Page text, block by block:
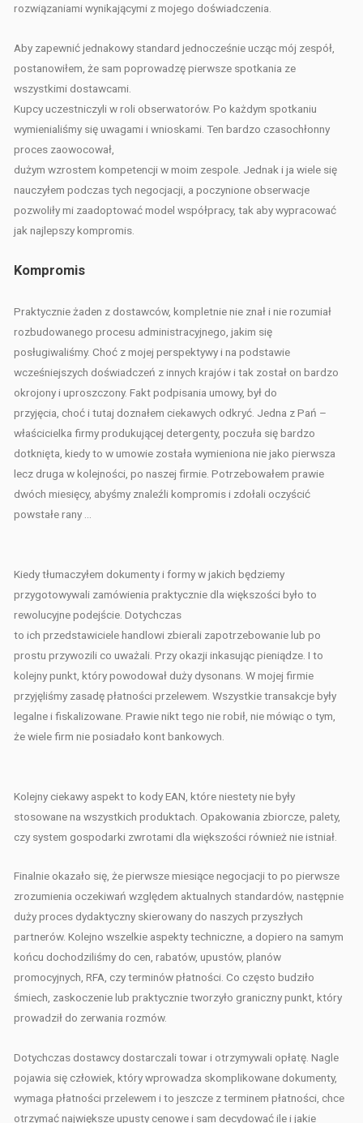
rozwiązaniami wynikającymi z mojego doświadczenia.
Aby zapewnić jednakowy standard jednocześnie ucząc mój zespół,
postanowiłem, że sam poprowadzę pierwsze spotkania ze
wszystkimi dostawcami.
Kupcy uczestniczyli w roli obserwatorów. Po każdym spotkaniu
wymienialiśmy się uwagami i wnioskami. Ten bardzo czasochłonny
proces zaowocował,
dużym wzrostem kompetencji w moim zespole. Jednak i ja wiele się
nauczyłem podczas tych negocjacji, a poczynione obserwacje
pozwoliły mi zaadoptować model współpracy, tak aby wypracować
jak najlepszy kompromis.
Kompromis
Praktycznie żaden z dostawców, kompletnie nie znał i nie rozumiał
rozbudowanego procesu administracyjnego, jakim się
posługiwaliśmy. Choć z mojej perspektywy i na podstawie
wcześniejszych doświadczeń z innych krajów i tak został on bardzo
okrojony i uproszczony. Fakt podpisania umowy, był do
przyjęcia, choć i tutaj doznałem ciekawych odkryć. Jedna z Pań –
właścicielka firmy produkującej detergenty, poczuła się bardzo
dotknięta, kiedy to w umowie została wymieniona nie jako pierwsza
lecz druga w kolejności, po naszej firmie. Potrzebowałem prawie
dwóch miesięcy, abyśmy znaleźli kompromis i zdołali oczyścić
powstałe rany …
Kiedy tłumaczyłem dokumenty i formy w jakich będziemy
przygotowywali zamówienia praktycznie dla większości było to
rewolucyjne podejście. Dotychczas
to ich przedstawiciele handlowi zbierali zapotrzebowanie lub po
prostu przywozili co uważali. Przy okazji inkasując pieniądze. I to
kolejny punkt, który powodował duży dysonans. W mojej firmie
przyjęliśmy zasadę płatności przelewem. Wszystkie transakcje były
legalne i fiskalizowane. Prawie nikt tego nie robił, nie mówiąc o tym,
że wiele firm nie posiadało kont bankowych.
Kolejny ciekawy aspekt to kody EAN, które niestety nie były
stosowane na wszystkich produktach. Opakowania zbiorcze, palety,
czy system gospodarki zwrotami dla większości również nie istniał.
Finalnie okazało się, że pierwsze miesiące negocjacji to po pierwsze
zrozumienia oczekiwań względem aktualnych standardów, następnie
duży proces dydaktyczny skierowany do naszych przyszłych
partnerów. Kolejno wszelkie aspekty techniczne, a dopiero na samym
końcu dochodziliśmy do cen, rabatów, upustów, planów
promocyjnych, RFA, czy terminów płatności. Co często budziło
śmiech, zaskoczenie lub praktycznie tworzyło graniczny punkt, który
prowadził do zerwania rozmów.
Dotychczas dostawcy dostarczali towar i otrzymywali opłatę. Nagle
pojawia się człowiek, który wprowadza skomplikowane dokumenty,
wymaga płatności przelewem i to jeszcze z terminem płatności, chce
otrzymać największe upusty cenowe i sam decydować ile i jakie